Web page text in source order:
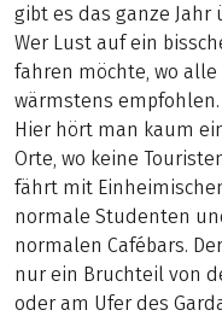
gibt es das ganze Jahr
Wer Lust auf ein
fahren möchte, wo
wärmstens empfohlen.
Hier hört man kaum
Orte, wo keine
fährt mit
normale Studenten
normalen Cafébars.
nur ein Bruchteil von
oder am Ufer des